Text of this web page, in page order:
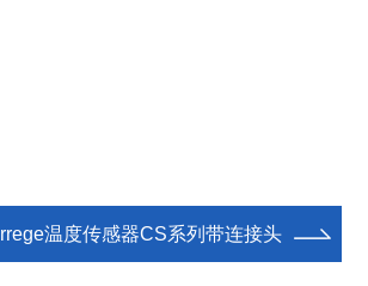
温度传感器CS系列带连接头